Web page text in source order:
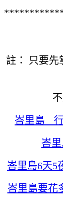
註： 只要先
峇里島 行
峇
峇里島6天5
峇里島要花